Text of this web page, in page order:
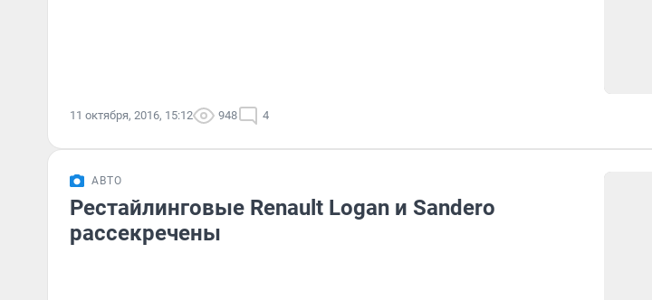
11 октября, 2016, 15:12 948 4
АВТО
Рестайлинговые Renault Logan и Sandero
рассекречены